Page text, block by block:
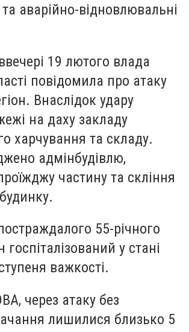
аварійно-відновлювальні
19 лютого влада
повідомила про атаку
Внаслідок удару
на даху закладу
харчування та складу.
адмінбудівлю,
частину та скління
55-річного
госпіталізований у стані
важкості.
через атаку без
лишилися близько 5